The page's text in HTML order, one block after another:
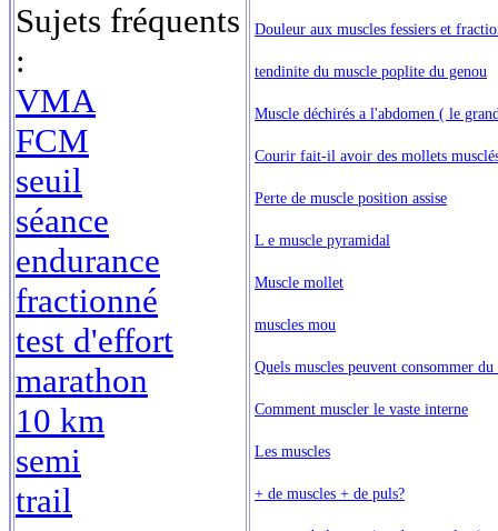
Sujets fréquents
:
VMA
FCM
seuil
séance
endurance
fractionné
test d'effort
marathon
10 km
semi
trail
Douleur aux muscles fessiers et
tendinite du muscle poplite du genou
Muscle déchirés a l'abdomen ( le
Courir fait-il avoir des mollets
Perte de muscle position assise
L e muscle pyramidal
Muscle mollet
muscles mou
Quels muscles peuvent consommer
Comment muscler le vaste interne
Les muscles
+ de muscles + de puls?